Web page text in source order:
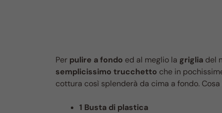
Per pulire a fondo ed al meglio la griglia del
semplicissimo trucchetto che in
cottura così splenderà da cima a fondo.
1 Busta di plastica